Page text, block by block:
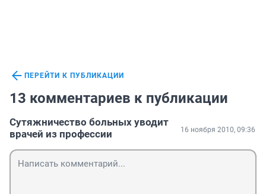
ПЕРЕЙТИ К ПУБЛИКАЦИИ
13 комментариев к публикации
Сутяжничество больных уводит
врачей из профессии
16 ноября 2010, 09:36